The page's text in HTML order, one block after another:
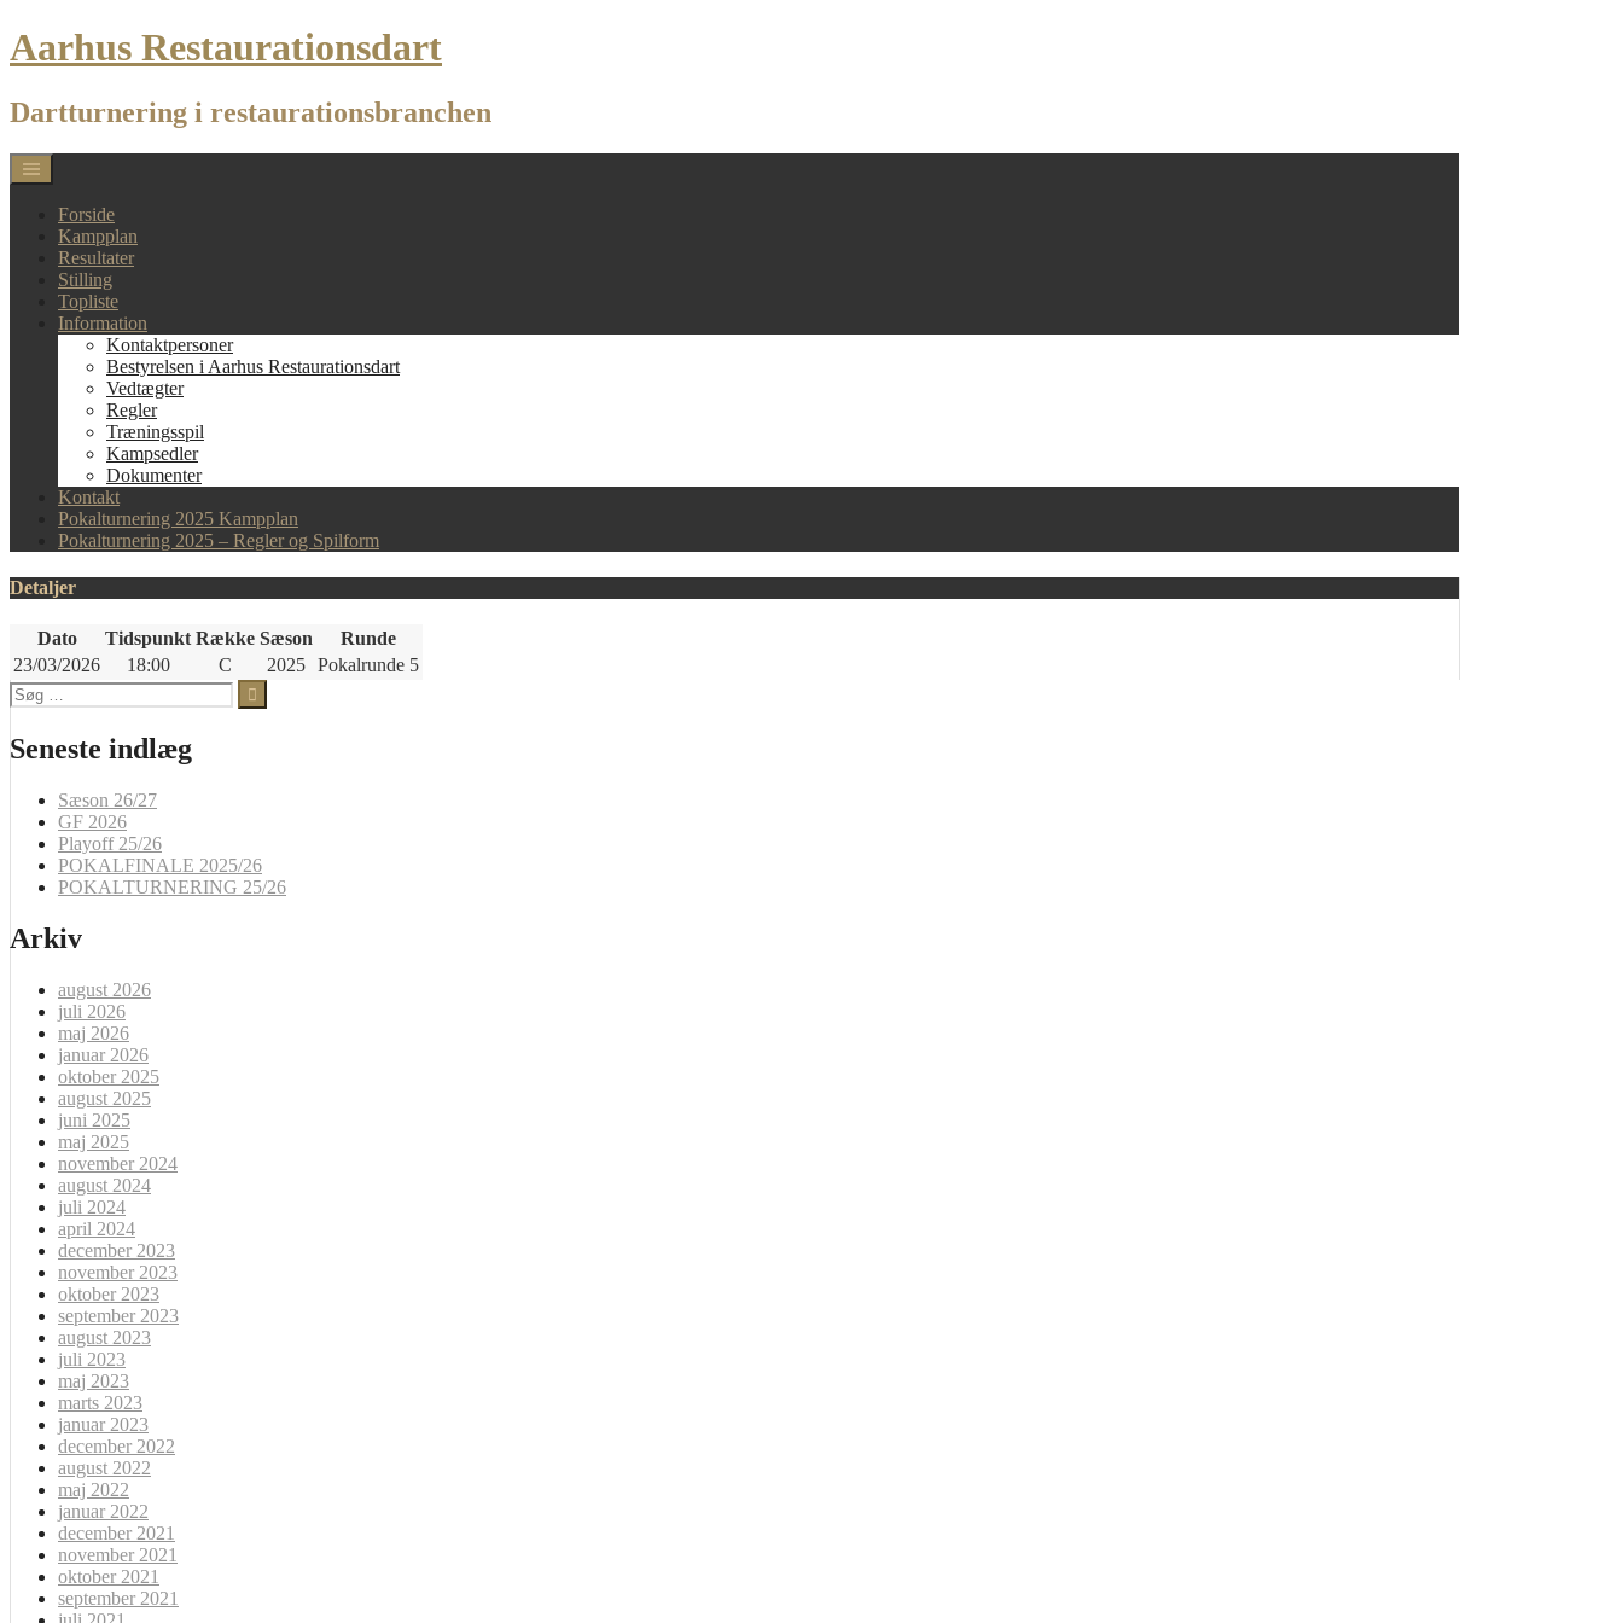
Skip
to
Aarhus Restaurationsdart
Dartturnering i restaurationsbranchen
Forside
Kampplan
Resultater
Stilling
Topliste
Information
Kontaktpersoner
Bestyrelsen i Aarhus Restaurationsdart
Vedtægter
Regler
Træningsspil
Kampsedler
Dokumenter
Kontakt
Pokalturnering 2025 Kampplan
Pokalturnering 2025 – Regler og Spilform
Detaljer
Dato Tidspunkt Række Sæson
Runde
23/03/2026
18:00 C 2025 Pokalrunde 5
Søg
efter:
Seneste indlæg
Sæson 26/27
GF 2026
Playoff 25/26
POKALFINALE 2025/26
POKALTURNERING 25/26
Arkiv
august 2026
juli 2026
maj 2026
januar 2026
oktober 2025
august 2025
juni 2025
maj 2025
november 2024
august 2024
juli 2024
april 2024
december 2023
november 2023
oktober 2023
september 2023
august 2023
juli 2023
maj 2023
marts 2023
januar 2023
december 2022
august 2022
maj 2022
januar 2022
december 2021
november 2021
oktober 2021
september 2021